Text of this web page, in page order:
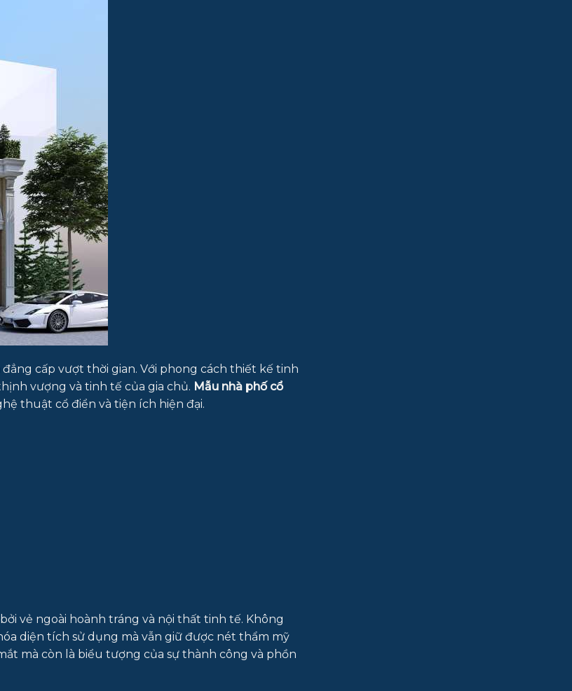
cấp vượt thời gian. Với phong cách thiết kế tinh
vượng và tinh tế của gia chủ. Mẫu nhà phố cổ
thuật cổ điển và tiện ích hiện đại.
vẻ ngoài hoành tráng và nội thất tinh tế. Không
diện tích sử dụng mà vẫn giữ được nét thẩm mỹ
mà còn là biểu tượng của sự thành công và phồn